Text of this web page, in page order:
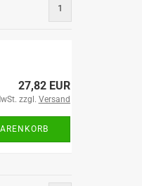
1
27,82 EUR
zzgl. Versand